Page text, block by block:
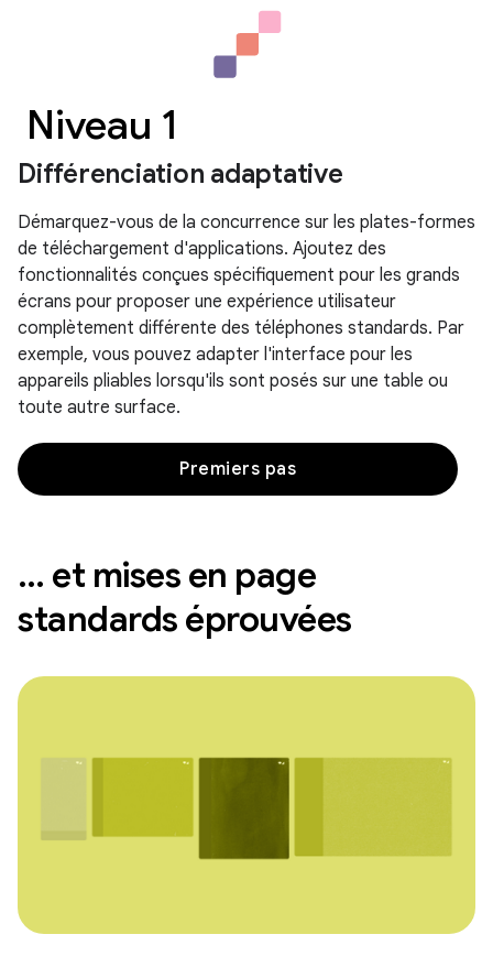
Niveau 1
Différenciation adaptative
Démarquez-vous de la concurrence sur les plates-formes
de téléchargement d'applications. Ajoutez des
fonctionnalités conçues spécifiquement pour les grands
écrans pour proposer une expérience utilisateur
complètement différente des téléphones standards. Par
exemple, vous pouvez adapter l'interface pour les
appareils pliables lorsqu'ils sont posés sur une table ou
toute autre surface.
Premiers pas
… et mises en page
standards éprouvées